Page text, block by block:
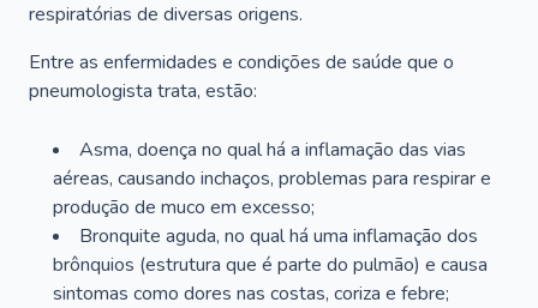
respiratórias de diversas origens.
Entre as enfermidades e condições de saúde que o
pneumologista trata, estão:
Asma, doença no qual há a inflamação das vias
aéreas, causando inchaços, problemas para respirar e
produção de muco em excesso;
Bronquite aguda, no qual há uma inflamação dos
brônquios (estrutura que é parte do pulmão) e causa
sintomas como dores nas costas, coriza e febre;